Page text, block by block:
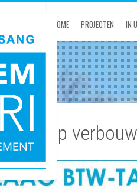
HOME PROJECTEN IN
op